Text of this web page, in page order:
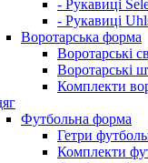
- Рукавиці
- Рукавиці
Воротарська форма
Воротарські
Воротарські
Комплекти
Футбольна форма
Гетри
Комплекти